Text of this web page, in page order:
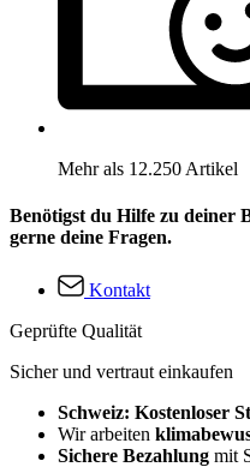
Mehr als 12.250 Artikel
Benötigst du Hilfe zu deiner
gerne deine Fragen.
Kontakt
Geprüfte Qualität
Sicher und vertraut einkaufen
Schweiz: Kostenloser
Wir arbeiten
Sichere Bezahlung mit